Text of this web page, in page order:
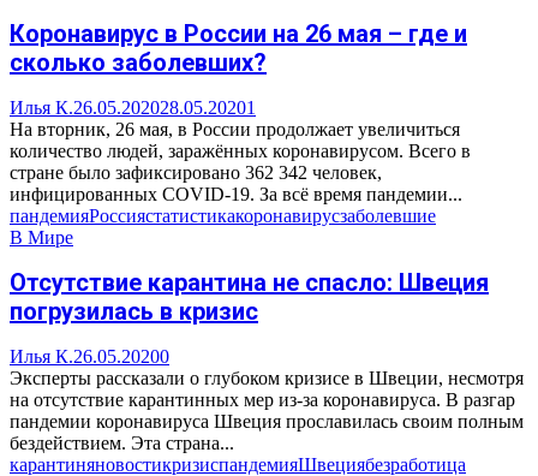
Коронавирус в России на 26 мая – где и
сколько заболевших?
Илья К.26.05.202028.05.20201
На вторник, 26 мая, в России продолжает увеличиться
количество людей, заражённых коронавирусом. Всего в
стране было зафиксировано 362 342 человек,
инфицированных COVID-19. За всё время пандемии...
пандемияРоссиястатистикакоронавирусзаболевшие
В Мире
Отсутствие карантина не спасло: Швеция
погрузилась в кризис
Илья К.26.05.20200
Эксперты рассказали о глубоком кризисе в Швеции, несмотря
на отсутствие карантинных мер из-за коронавируса. В разгар
пандемии коронавируса Швеция прославилась своим полным
бездействием. Эта страна...
карантиняновостикризиспандемияШвециябезработица